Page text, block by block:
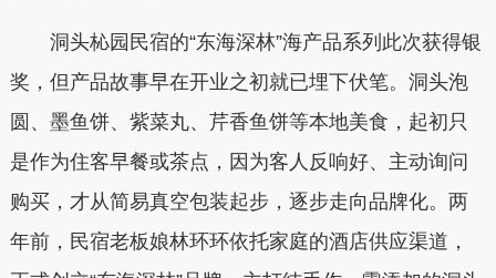
洞头杺园民宿的“东海深林”海产品系列此次获得银
奖，但产品故事早在开业之初就已埋下伏笔。洞头泡
圆、墨鱼饼、紫菜丸、芹香鱼饼等本地美食，起初只
是作为住客早餐或茶点，因为客人反响好、主动询问
购买，才从简易真空包装起步，逐步走向品牌化。两
年前，民宿老板娘林环环依托家庭的酒店供应渠道，